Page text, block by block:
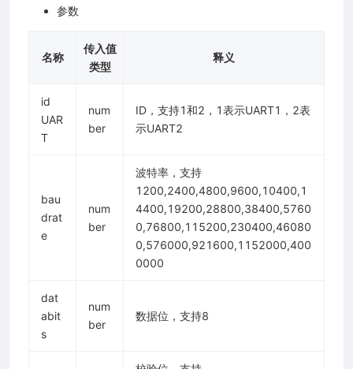
参数
名称
传入值
类型
释义
id
UAR
T
num
ber
ID，支持1和2，1表示UART1，2表
示UART2
bau
drat
e
num
ber
波特率，支持
1200,2400,4800,9600,10400,1
4400,19200,28800,38400,5760
0,76800,115200,230400,46080
0,576000,921600,1152000,400
0000
dat
abit
s
num
ber
数据位，支持8